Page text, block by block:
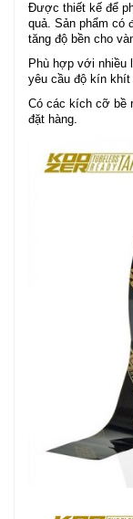
Được thiết kế để
quả. Sản phẩm có
tăng độ bền cho
Phù hợp với nhiều
yêu cầu độ kín khít
Có các kích cỡ bề
đặt hàng.